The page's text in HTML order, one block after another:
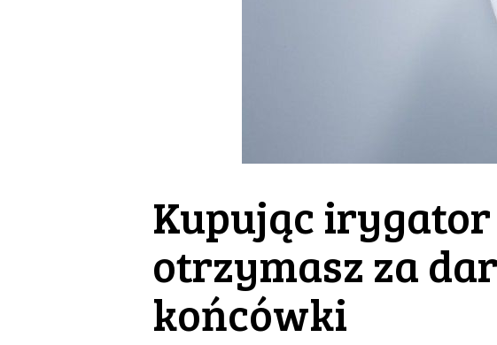
Kupując irygator
otrzymasz za
końcówki